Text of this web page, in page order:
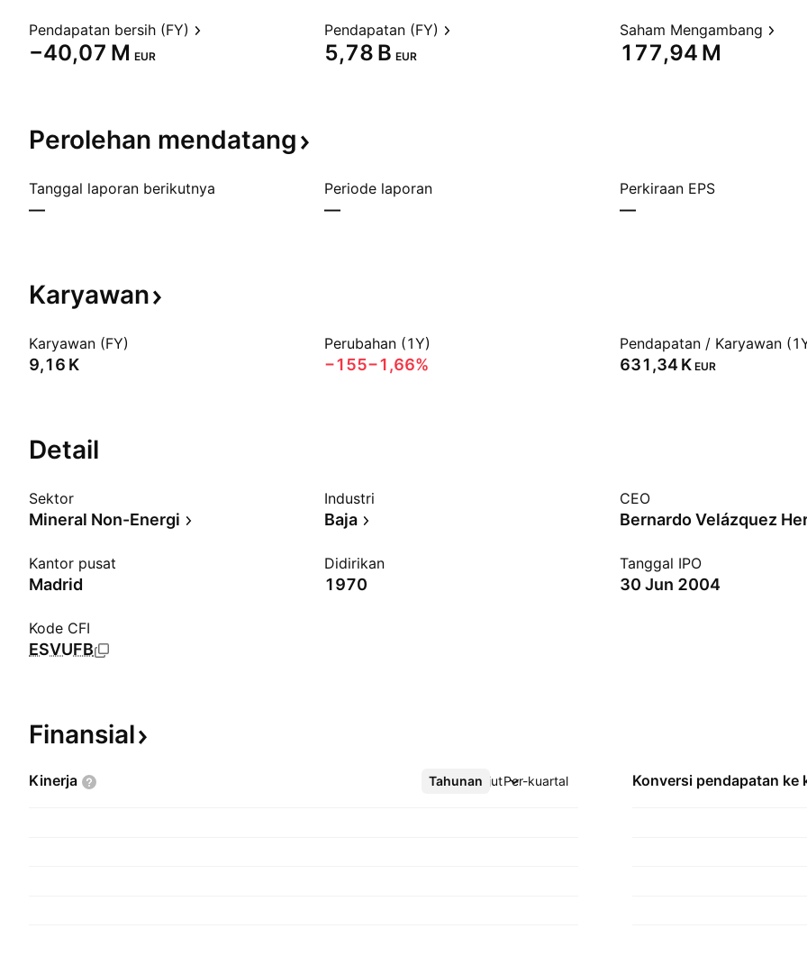
Pendapatan bersih (FY)
‪−40,07 M‬ EUR
Pendapatan (FY)
‪5,78 B‬ EUR
Saham Mengambang
‪177,94 M‬
Perolehan mendatang
Tanggal laporan berikutnya
—
Periode laporan
—
Perkiraan EPS
—
Karyawan
Karyawan (FY)
‪9,16 K‬
Perubahan (1Y)
−155−1,66%
Pendapatan / Karyawan
‪631,34 K‬ EUR
Detail
Sektor
Mineral Non-Energi
Industri
Baja
CEO
Bernardo Velázquez
Kantor pusat
Madrid
Didirikan
1970
Tanggal IPO
30 Jun 2004
Kode CFI
ESVUFB
Finansial
Kinerja Tahunan Per-kuartal
Lebih lanjut Konversi pendapatan ke